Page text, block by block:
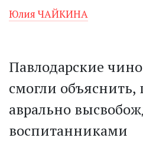
Юлия ЧАЙКИНА
Павлодарские
смогли
аврально
воспитанниками